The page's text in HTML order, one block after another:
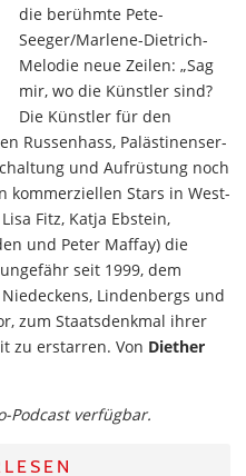
die berühmte Pete-
Seeger/Marlene-Dietrich-
Melodie neue Zeilen: „Sag
mir, wo die Künstler sind?
Die Künstler für den
Russenhass, Palästinenser-
und Aufrüstung noch
Stars in West-
Fitz, Katja Ebstein,
und Peter Maffay) die
seit 1999, dem
Lindenbergs und
zum Staatsdenkmal ihrer
zu erstarren. Von Diether
Podcast verfügbar.